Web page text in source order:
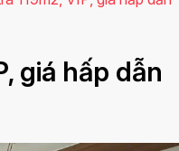
giá hấp dẫn